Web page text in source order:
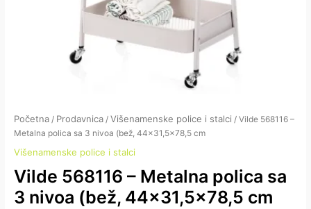
Početna / Prodavnica /Višenamenske police i stalci / Vilde 568116 –
Metalna polica sa 3 nivoa (bež, 44×31,5×78,5 cm
Višenamenske police i stalci
Vilde 568116 – Metalna polica sa
3 nivoa (bež, 44×31,5×78,5 cm